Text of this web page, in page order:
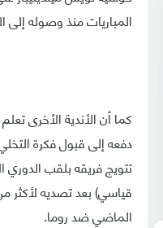
المباريات منذ وصوله إلى
كما أن الأندية الأخرى
دفعه إلى قبول فكرة
تتويج فريقه بلقب الدوري
قياسي) بعد تصديه لأكثر
الماضي ضد روما.